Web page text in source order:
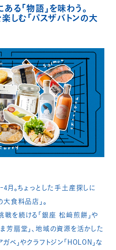
ある「物語」を味わう。
しむ「パスザバトンの大
月。ちょっとした手土産探しに
大食料品店」。
を続ける「銀座 松﨑煎餅」や
芳扇堂」、地域の資源を活かした
ベ」やクラフトジン「HOLON」な